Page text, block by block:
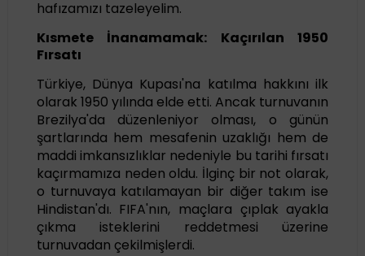
hafızamızı tazeleyelim.
Kısmete İnanamamak: Kaçırılan 1950
Fırsatı
Türkiye, Dünya Kupası'na katılma hakkını ilk
olarak 1950 yılında elde etti. Ancak turnuvanın
Brezilya'da düzenleniyor olması, o günün
şartlarında hem mesafenin uzaklığı hem de
maddi imkansızlıklar nedeniyle bu tarihi fırsatı
kaçırmamıza neden oldu. İlginç bir not olarak,
o turnuvaya katılamayan bir diğer takım ise
Hindistan'dı. FIFA'nın, maçlara çıplak ayakla
çıkma isteklerini reddetmesi üzerine
turnuvadan çekilmişlerdi.